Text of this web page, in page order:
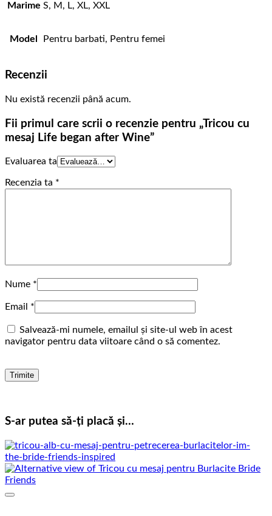
Marime S, M, L, XL, XXL
Model Pentru barbati, Pentru femei
Recenzii
Nu există recenzii până acum.
Fii primul care scrii o recenzie pentru „Tricou cu
mesaj Life began after Wine”
Evaluarea ta
Recenzia ta *
Nume *
Email *
Salvează-mi numele, emailul și site-ul web în acest
navigator pentru data viitoare când o să comentez.
S-ar putea să-ți placă și…